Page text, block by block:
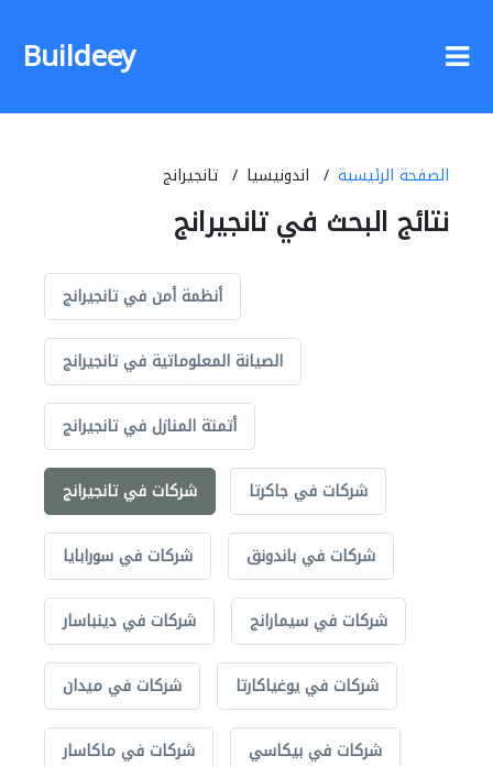
Buildeey
الصفحة الرئيسية اندونيسيا تانجيرانج
نتائج البحث في تانجيرانج
أنظمة أمن في تانجيرانج
الصيانة المعلوماتية في تانجيرانج
أتمتة المنازل في تانجيرانج
شركات في تانجيرانج شركات في جاكرتا
شركات في سورابايا شركات في باندونق
شركات في دينباسار شركات في سيمارانج
شركات في ميدان شركات في يوغياكارتا
شركات في ماكاسار شركات في بيكاسي